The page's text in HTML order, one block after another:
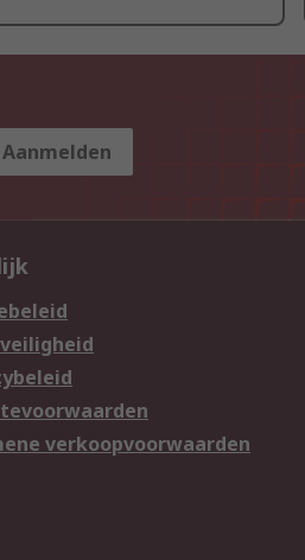
Aanmelden
verkoopvoorwaarden